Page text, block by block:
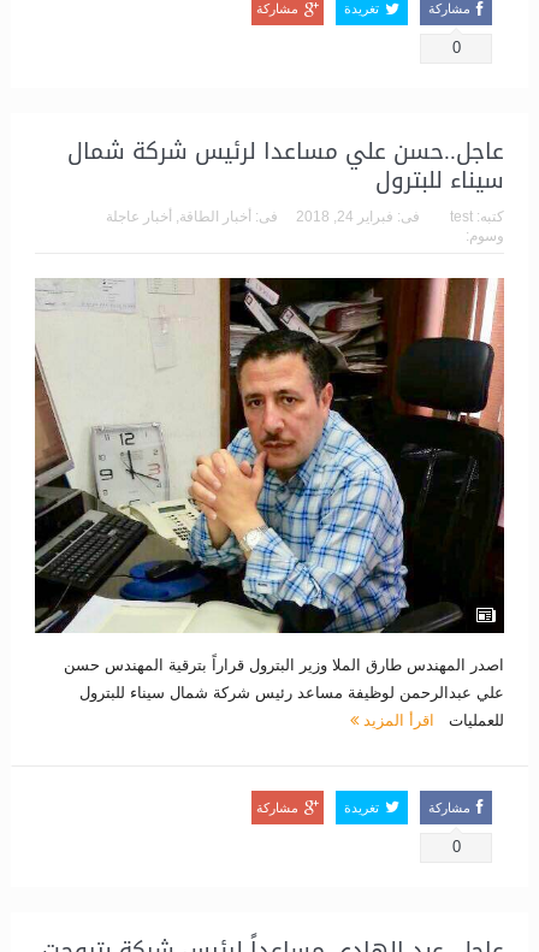
مشاركة
0
تغريدة مشاركة
عاجل..حسن علي مساعدا لرئيس شركة شمال
سيناء للبترول
كتبه: test فى: فبراير 24, 2018 فى: أخبار الطاقة, أخبار عاجلة
وسوم:
اصدر المهندس طارق الملا وزير البترول قراراً بترقية المهندس حسن
علي عبدالرحمن لوظيفة مساعد رئيس شركة شمال سيناء للبترول
للعمليات
اقرأ المزيد
مشاركة
0
تغريدة مشاركة